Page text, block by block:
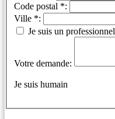
Code postal *:
Ville *:
Je suis un professionnel
Votre demande:
Je suis humain